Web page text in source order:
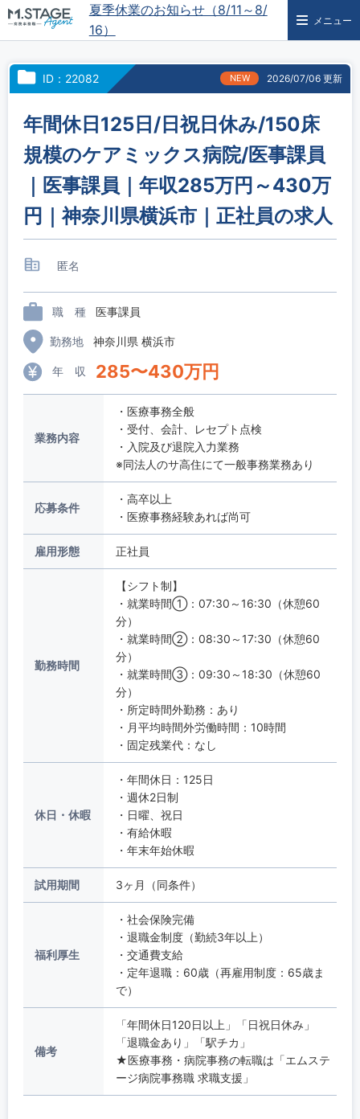
夏季休業のお知らせ（8/11～8/
16）
メニュー
ID：22082 NEW 2026/07/06 更新
年間休日125日/日祝日休み/150床
規模のケアミックス病院/医事課員
｜医事課員｜年収285万円～430万
円｜神奈川県横浜市｜正社員の求人
匿名
職 種 医事課員
勤務地 神奈川県 横浜市
年 収 285〜430万円
業務内容
・医療事務全般
・受付、会計、レセプト点検
・入院及び退院入力業務
※同法人のサ高住にて一般事務業務あり
応募条件
・高卒以上
・医療事務経験あれば尚可
雇用形態 正社員
勤務時間
【シフト制】
・就業時間①：07:30～16:30（休憩60
分）
・就業時間②：08:30～17:30（休憩60
分）
・就業時間③：09:30～18:30（休憩60
分）
・所定時間外勤務：あり
・月平均時間外労働時間：10時間
・固定残業代：なし
休日・休暇
・年間休日：125日
・週休2日制
・日曜、祝日
・有給休暇
・年末年始休暇
試用期間 3ヶ月（同条件）
福利厚生
・社会保険完備
・退職金制度（勤続3年以上）
・交通費支給
・定年退職：60歳（再雇用制度：65歳ま
で）
備考
「年間休日120日以上」「日祝日休み」
「退職金あり」「駅チカ」
★医療事務・病院事務の転職は「エムステ
ージ病院事務職 求職支援」